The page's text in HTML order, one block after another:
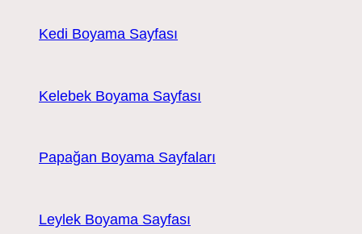
Kedi Boyama Sayfası
Kelebek Boyama Sayfası
Papağan Boyama Sayfaları
Leylek Boyama Sayfası